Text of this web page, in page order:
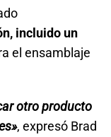
incluido un
el ensamblaje
otro producto
, expresó Brad